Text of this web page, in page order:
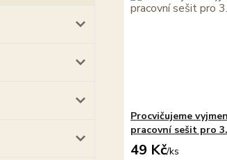
Procvičujeme
pracovní sešit pro
49 Kč/ks